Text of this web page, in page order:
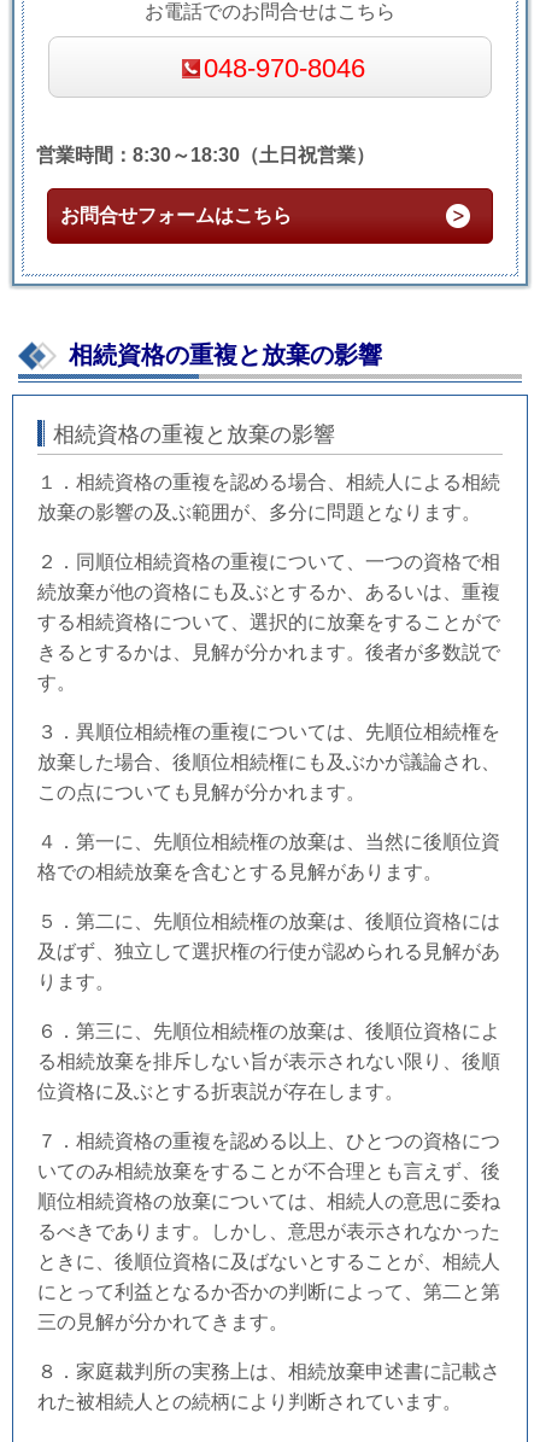
お電話でのお問合せはこちら
048-970-8046
営業時間：8:30～18:30（土日祝営業）
お問合せフォームはこちら
相続資格の重複と放棄の影響
相続資格の重複と放棄の影響
１．相続資格の重複を認める場合、相続人による相続
放棄の影響の及ぶ範囲が、多分に問題となります。
２．同順位相続資格の重複について、一つの資格で相
続放棄が他の資格にも及ぶとするか、あるいは、重複
する相続資格について、選択的に放棄をすることがで
きるとするかは、見解が分かれます。後者が多数説で
す。
３．異順位相続権の重複については、先順位相続権を
放棄した場合、後順位相続権にも及ぶかが議論され、
この点についても見解が分かれます。
４．第一に、先順位相続権の放棄は、当然に後順位資
格での相続放棄を含むとする見解があります。
５．第二に、先順位相続権の放棄は、後順位資格には
及ばず、独立して選択権の行使が認められる見解があ
ります。
６．第三に、先順位相続権の放棄は、後順位資格によ
る相続放棄を排斥しない旨が表示されない限り、後順
位資格に及ぶとする折衷説が存在します。
７．相続資格の重複を認める以上、ひとつの資格につ
いてのみ相続放棄をすることが不合理とも言えず、後
順位相続資格の放棄については、相続人の意思に委ね
るべきであります。しかし、意思が表示されなかった
ときに、後順位資格に及ばないとすることが、相続人
にとって利益となるか否かの判断によって、第二と第
三の見解が分かれてきます。
８．家庭裁判所の実務上は、相続放棄申述書に記載さ
れた被相続人との続柄により判断されています。